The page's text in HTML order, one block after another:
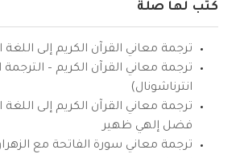
كتب لها صلة
ترجمة معاني القرآن الكريم إلى اللغة
ترجمة معاني القرآن الكريم –
انترناشونال)
ترجمة معاني القرآن الكريم إلى اللغة
فضل إلهي ظهير
ترجمة معاني سورة الفاتحة مع